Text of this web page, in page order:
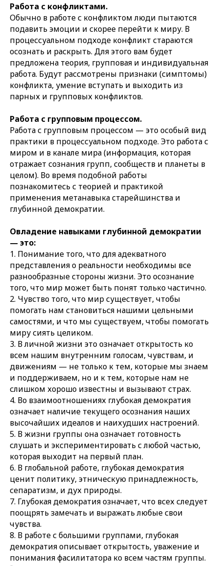
Работа с конфликтами.
Обычно в работе с конфликтом люди пытаются
подавить эмоции и скорее перейти к миру. В
процессуальном подходе конфликт стараются
осознать и раскрыть. Для этого вам будет
предложена теория, групповая и индивидуальная
работа. Будут рассмотрены признаки (симптомы)
конфликта, умение вступать и выходить из
парных и групповых конфликтов.
Работа с групповым процессом.
Работа с групповым процессом — это особый вид
практики в процессуальном подходе. Это работа с
миром и в канале мира (информация, которая
отражает сознания групп, сообществ и планеты в
целом). Во время подобной работы
познакомитесь с теорией и практикой
применения метанавыка старейшинства и
глубинной демократии.
Овладение навыками глубинной демократии
— это:
1. Понимание того, что для адекватного
представления о реальности необходимы все
разнообразные стороны жизни. Это осознание
того, что мир может быть понят только частично.
2. Чувство того, что мир существует, чтобы
помогать нам становиться нашими цельными
самостями, и что мы существуем, чтобы помогать
миру сиять целиком.
3. В личной жизни это означает открытость ко
всем нашим внутренним голосам, чувствам, и
движениям — не только к тем, которые мы знаем
и поддерживаем, но и к тем, которые нам не
слишком хорошо известны и вызывают страх.
4. Во взаимоотношениях глубокая демократия
означает наличие текущего осознания наших
высочайших идеалов и наихудших настроений.
5. В жизни группы она означает готовность
слушать и экспериментировать с любой частью,
которая выходит на первый план.
6. В глобальной работе, глубокая демократия
ценит политику, этническую принадлежность,
сепаратизм, и дух природы.
7. Глубокая демократия означает, что всех следует
поощрять замечать и выражать любые свои
чувства.
8. В работе с большими группами, глубокая
демократия описывает открытость, уважение и
понимания фасилитатора ко всем частям группы.